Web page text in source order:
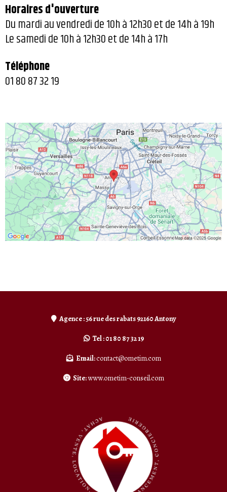
Horaires d'ouverture
Du mardi au vendredi de 10h à 12h30 et de 14h à 19h
Le samedi de 10h à 12h30 et de 14h à 17h
Téléphone
01 80 87 32 19
Agence : 56 rue des rabats 92160 Antony
Tel : 01 80 87 32 19
Email:contact@ometim.com
Site:www.ometim-conseil.com